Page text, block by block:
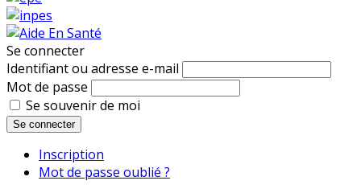
Se connecter
Identifiant ou adresse e-mail
Mot de passe
Se souvenir de moi
Se connecter
Inscription
Mot de passe oublié ?